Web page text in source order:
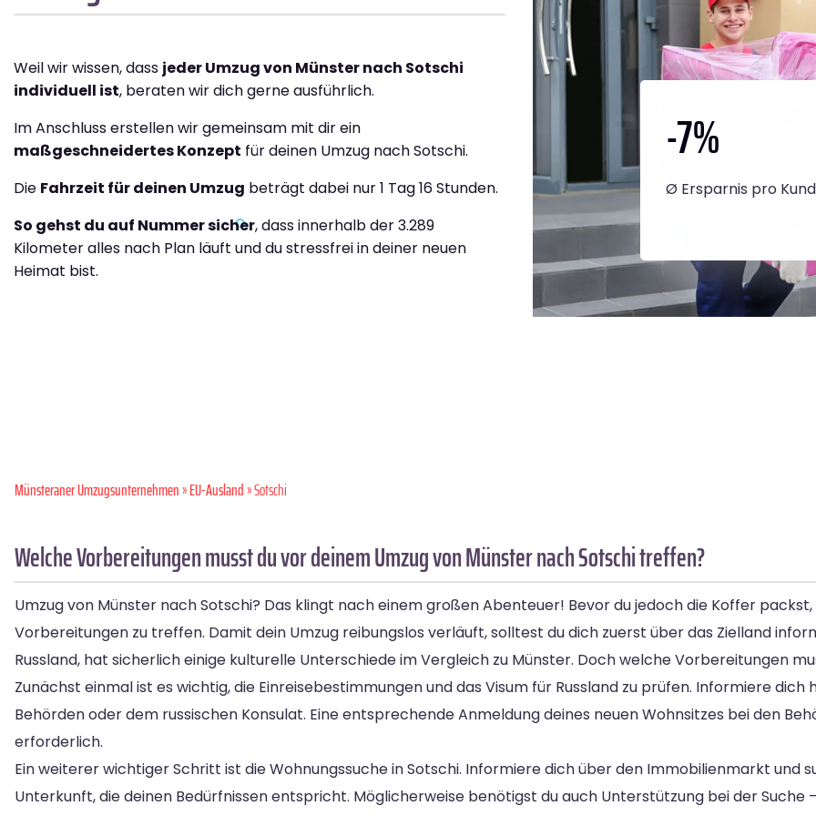
Weil wir wissen, dass jeder Umzug von Münster nach Sotschi
individuell ist, beraten wir dich gerne ausführlich.
Im Anschluss erstellen wir gemeinsam mit dir ein
maßgeschneidertes Konzept für deinen Umzug nach Sotschi.
Die Fahrzeit für deinen Umzug beträgt dabei nur 1 Tag 16 Stunden.
So gehst du auf Nummer sicher, dass innerhalb der 3.289
Kilometer alles nach Plan läuft und du stressfrei in deiner neuen
Heimat bist.
-7%
Ø Ersparnis pro
Münsteraner Umzugsunternehmen»EU-Ausland» Sotschi
Welche Vorbereitungen musst du vor deinem Umzug von Münster nach Sotschi treffen?
Umzug von Münster nach Sotschi? Das klingt nach einem großen Abenteuer! Bevor du jedoch die Koffer
Vorbereitungen zu treffen. Damit dein Umzug reibungslos verläuft, solltest du dich zuerst über das Zielland
Russland, hat sicherlich einige kulturelle Unterschiede im Vergleich zu Münster. Doch welche Vorbereitungen
Zunächst einmal ist es wichtig, die Einreisebestimmungen und das Visum für Russland zu prüfen. Informiere
Behörden oder dem russischen Konsulat. Eine entsprechende Anmeldung deines neuen Wohnsitzes bei den
erforderlich.
Ein weiterer wichtiger Schritt ist die Wohnungssuche in Sotschi. Informiere dich über den Immobilienmarkt und
Unterkunft, die deinen Bedürfnissen entspricht. Möglicherweise benötigst du auch Unterstützung bei der Suche